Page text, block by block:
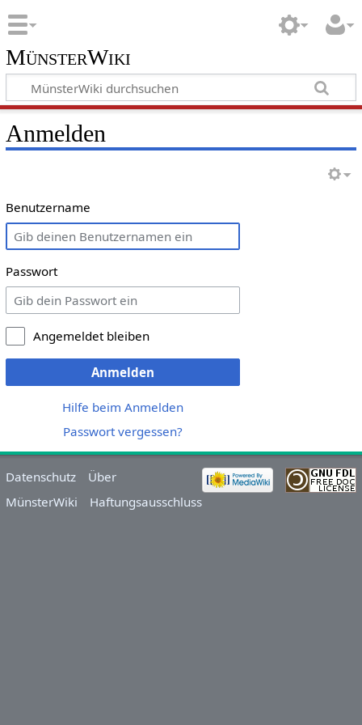
MünsterWiki
Anmelden
Benutzername
Passwort
Angemeldet bleiben
Anmelden
Hilfe beim Anmelden
Passwort vergessen?
Datenschutz
Über
MünsterWiki
Haftungsausschluss